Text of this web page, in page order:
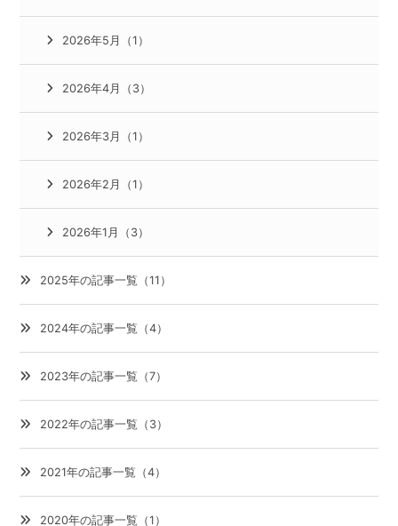
2026年5月（1）
2026年4月（3）
2026年3月（1）
2026年2月（1）
2026年1月（3）
2025年の記事一覧（11）
2024年の記事一覧（4）
2023年の記事一覧（7）
2022年の記事一覧（3）
2021年の記事一覧（4）
2020年の記事一覧（1）